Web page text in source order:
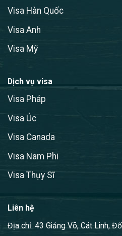
Visa Hàn Quốc
Visa Anh
Visa Mỹ
Dịch vụ visa
Visa Pháp
Visa Úc
Visa Canada
Visa Nam Phi
Visa Thụy Sĩ
Liên hệ
Địa chỉ: 43 Giảng Võ, Cát Linh,